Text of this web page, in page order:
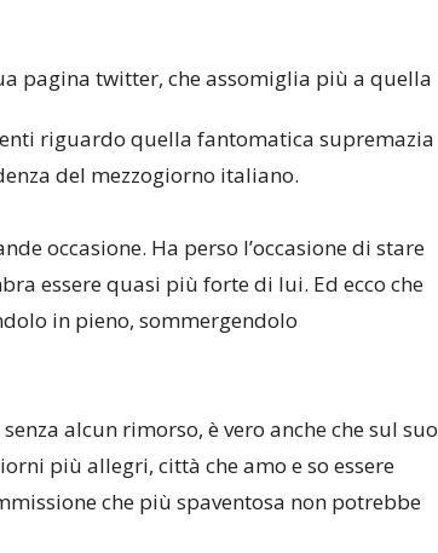
pagina twitter, che assomiglia più a quella
riguardo quella fantomatica supremazia
del mezzogiorno italiano.
occasione. Ha perso l’occasione di stare
essere quasi più forte di lui. Ed ecco che
in pieno, sommergendolo
alcun rimorso, è vero anche che sul suo
più allegri, città che amo e so essere
che più spaventosa non potrebbe